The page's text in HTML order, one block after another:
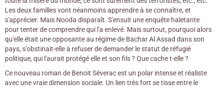
Les deux familles vont néanmoins apprendre à se connaître, et
s'apprécier. Mais Nooda disparaît. S'ensuit une enquête haletante
pour tenter de comprendre qui l'a enlevé. Mais surtout, pourquoi alors
qu'elle était une opposante au régime de Bachar Al Assad dans son
pays, s'obstinait-elle à refuser de demander le statut de réfugié
politique, qui l'aurait protégé elle et son fils ? Que cache t-elle ?
Ce nouveau roman de Benoit Séverac est un polar intense et réaliste
avec une vraie dimension sociale. Un lien très fort se tisse entre le